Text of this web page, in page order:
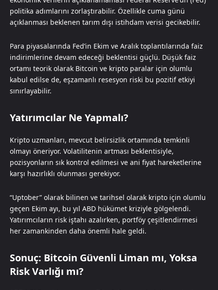
politika adımlarını zorlaştırabilir. Özellikle cuma günü
açıklanması beklenen tarım dışı istihdam verisi gecikebilir.
Para piyasalarında Fed’in Ekim ve Aralık toplantılarında faiz
indirimlerine devam edeceği beklentisi güçlü. Düşük faiz
ortamı teorik olarak Bitcoin ve kripto paralar için olumlu
kabul edilse de, eşzamanlı resesyon riski bu pozitif etkiyi
sınırlayabilir.
Yatırımcılar Ne Yapmalı?
Kripto uzmanları, mevcut belirsizlik ortamında temkinli
olmayı öneriyor. Volatilitenin artması beklentisiyle,
pozisyonların sık kontrol edilmesi ve ani fiyat hareketlerine
karşı hazırlıklı olunması gerekiyor.
“Uptober” olarak bilinen ve tarihsel olarak kripto için olumlu
geçen Ekim ayı, bu yıl ABD hükümet kriziyle gölgelendi.
Yatırımcıların risk iştahı azalırken, portföy çeşitlendirmesi
her zamankinden daha önemli hale geldi.
Sonuç: Bitcoin Güvenli Liman mı, Yoksa
Risk Varlığı mı?